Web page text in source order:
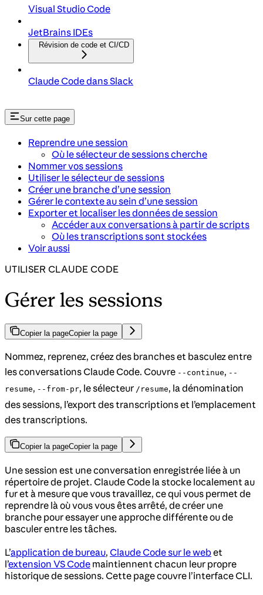
Visual Studio Code
JetBrains IDEs
Révision de code et CI/CD
Claude Code dans Slack
Sur cette page
Reprendre une session
Où le sélecteur de sessions cherche
Nommer vos sessions
Utiliser le sélecteur de sessions
Créer une branche d’une session
Gérer le contexte au sein d’une session
Exporter et localiser les données de session
Accéder aux conversations à partir de scripts
Où les transcriptions sont stockées
Voir aussi
UTILISER CLAUDE CODE
Gérer les sessions
Copier la pageCopier la page
Nommez, reprenez, créez des branches et basculez entre
les conversations Claude Code. Couvre --continue, --
resume, --from-pr, le sélecteur /resume, la dénomination
des sessions, l’export des transcriptions et l’emplacement
des transcriptions.
Copier la pageCopier la page
Une session est une conversation enregistrée liée à un
répertoire de projet. Claude Code la stocke localement au
fur et à mesure que vous travaillez, ce qui vous permet de
reprendre là où vous vous êtes arrêté, de créer une
branche pour essayer une approche différente ou de
basculer entre les tâches.
L’application de bureau, Claude Code sur le webet
l’extension VS Code maintiennent chacun leur propre
historique de sessions. Cette page couvre l’interface CLI.